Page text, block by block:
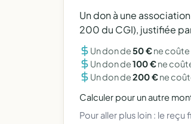
Un don à une
200 du CGI), justifiée
Un don de50 €ne coûte
Un don de100 €ne
Un don de200 €ne
Calculer pour un autre
Pour aller plus loin : le reçu